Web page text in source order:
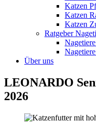
Katzen
Katzen
Katzen
Ratgeber
Über uns
LEONARDO
2026